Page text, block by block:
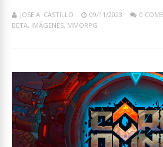
JOSE A. CASTILLO 09/11/2023 0
BETA, IMÁGENES, MMORPG